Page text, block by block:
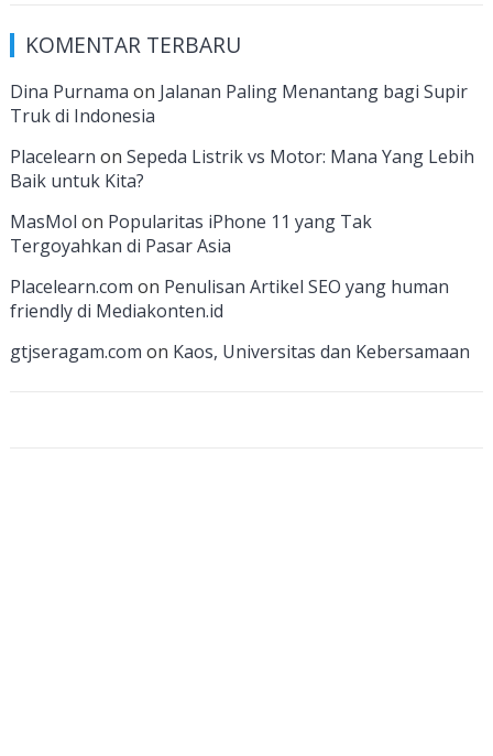
e
b
o
o
k
a
gr
a
m
k
e
dI
n
itt
er
u
T
u
e
u
e
h
a
n
n
KOMENTAR TERBARU
Dina Purnama on Jalanan Paling Menantang bagi Supir
Truk di Indonesia
Placelearn on Sepeda Listrik vs Motor: Mana Yang Lebih
Baik untuk Kita?
MasMol on Popularitas iPhone 11 yang Tak
Tergoyahkan di Pasar Asia
Placelearn.com on Penulisan Artikel SEO yang human
friendly di Mediakonten.id
gtjseragam.com on Kaos, Universitas dan Kebersamaan